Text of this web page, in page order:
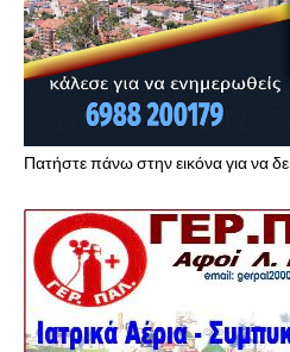
Πατήστε πάνω στην εικόνα για να